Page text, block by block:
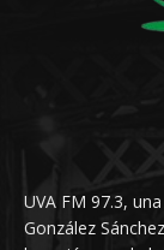
UVA FM 97.3,
González